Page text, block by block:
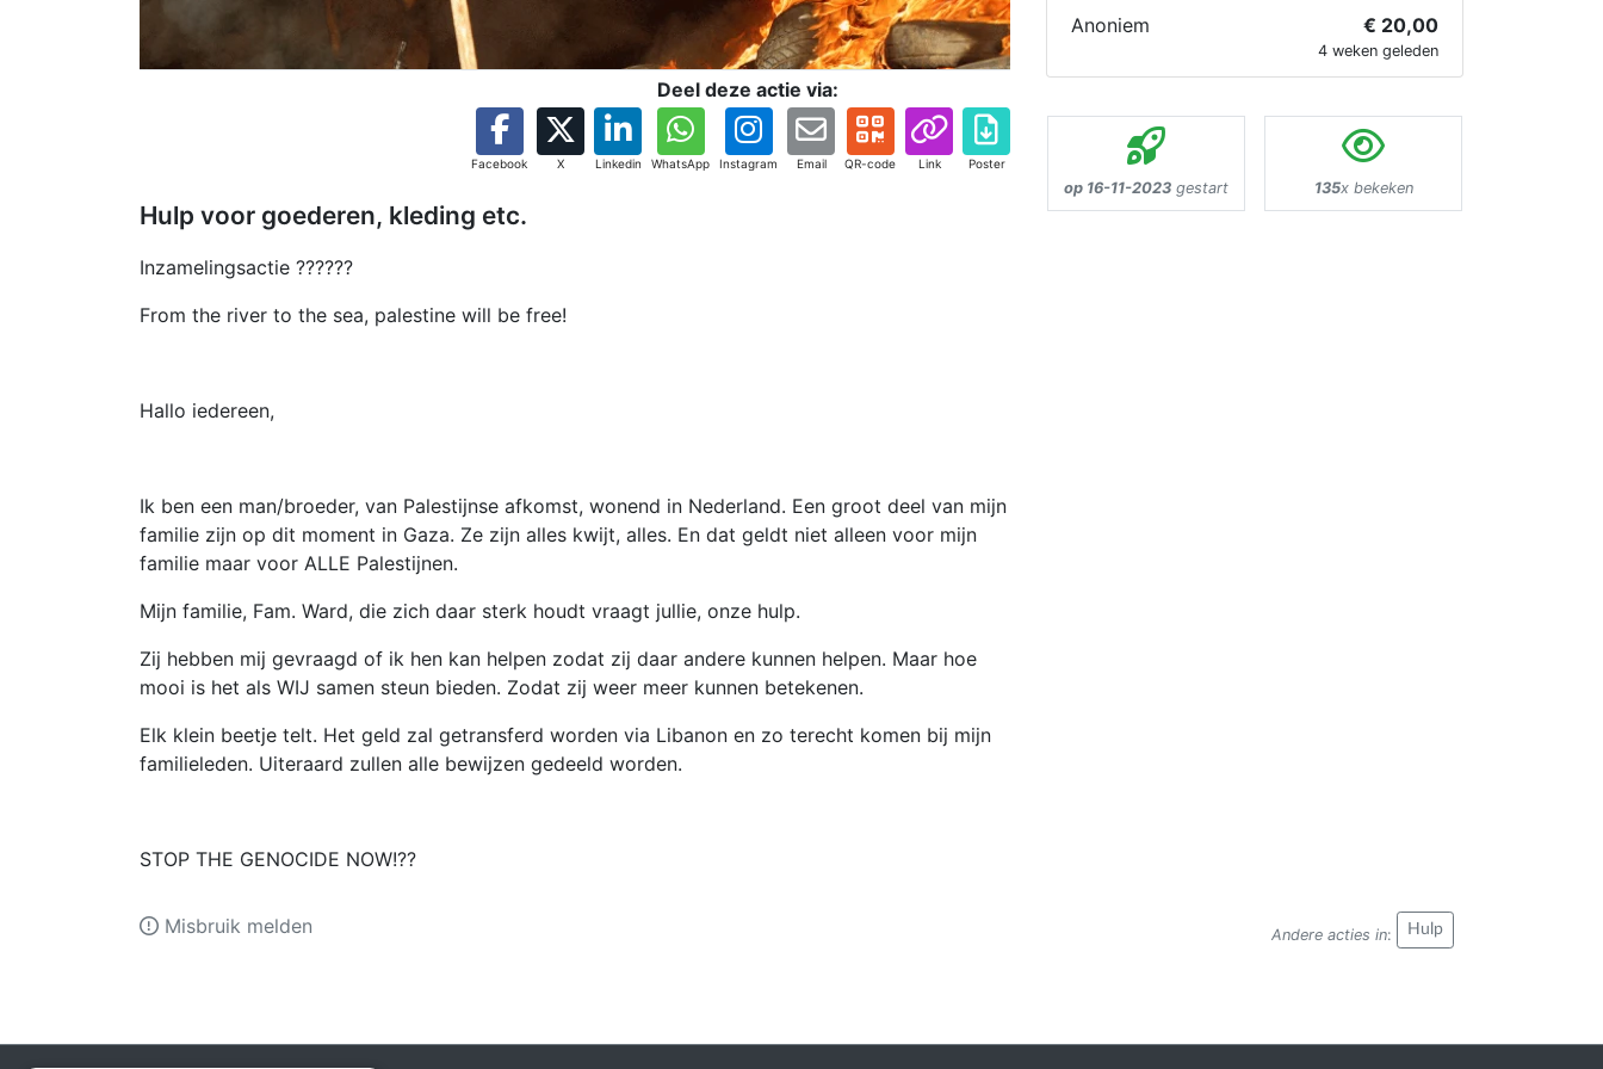
Deel deze actie via:
Facebook X Linkedin WhatsApp Instagram Email QR-code Link Poster
Hulp voor goederen, kleding etc.
Inzamelingsactie ??????
From the river to the sea, palestine will be free!
Hallo iedereen,
Ik ben een man/broeder, van Palestijnse afkomst, wonend in Nederland. Een groot deel van mijn
familie zijn op dit moment in Gaza. Ze zijn alles kwijt, alles. En dat geldt niet alleen voor mijn
familie maar voor ALLE Palestijnen.
Mijn familie, Fam. Ward, die zich daar sterk houdt vraagt jullie, onze hulp.
Zij hebben mij gevraagd of ik hen kan helpen zodat zij daar andere kunnen helpen. Maar hoe
mooi is het als WIJ samen steun bieden. Zodat zij weer meer kunnen betekenen.
Elk klein beetje telt. Het geld zal getransferd worden via Libanon en zo terecht komen bij mijn
familieleden. Uiteraard zullen alle bewijzen gedeeld worden.
STOP THE GENOCIDE NOW!??
Anoniem € 20,00
4 weken geleden
op 16-11-2023 gestart 135x bekeken
Andere acties in: Hulp
Misbruik melden